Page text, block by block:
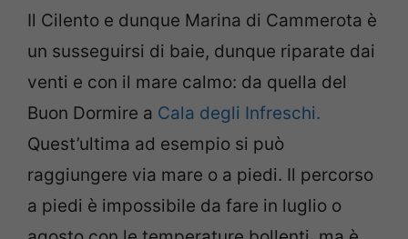
Il Cilento e dunque Marina di Cammerota è
un susseguirsi di baie, dunque riparate dai
venti e con il mare calmo: da quella del
Buon Dormire a Cala degli Infreschi.
Quest’ultima ad esempio si può
raggiungere via mare o a piedi. Il percorso
a piedi è impossibile da fare in luglio o